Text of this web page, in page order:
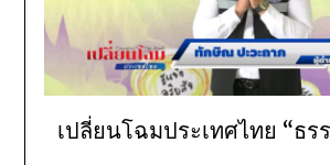
เปลี่ยนโฉมประเทศไทย “ธร